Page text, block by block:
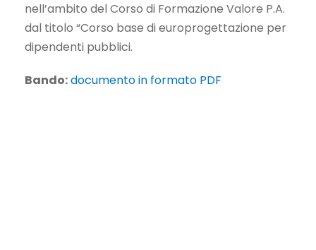
nell’ambito del Corso di Formazione Valore P.A.
dal titolo “Corso base di europrogettazione per
dipendenti pubblici.
Bando:documento in formato PDF